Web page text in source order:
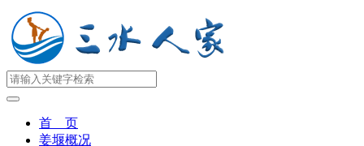
首 页
姜堰概况